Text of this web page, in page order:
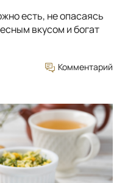
есть, не опасаясь
вкусом и богат
Комментарий